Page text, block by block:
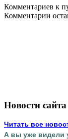
Комментариев к
Комментарии
Новости сайта
Читать все
А вы уже видели